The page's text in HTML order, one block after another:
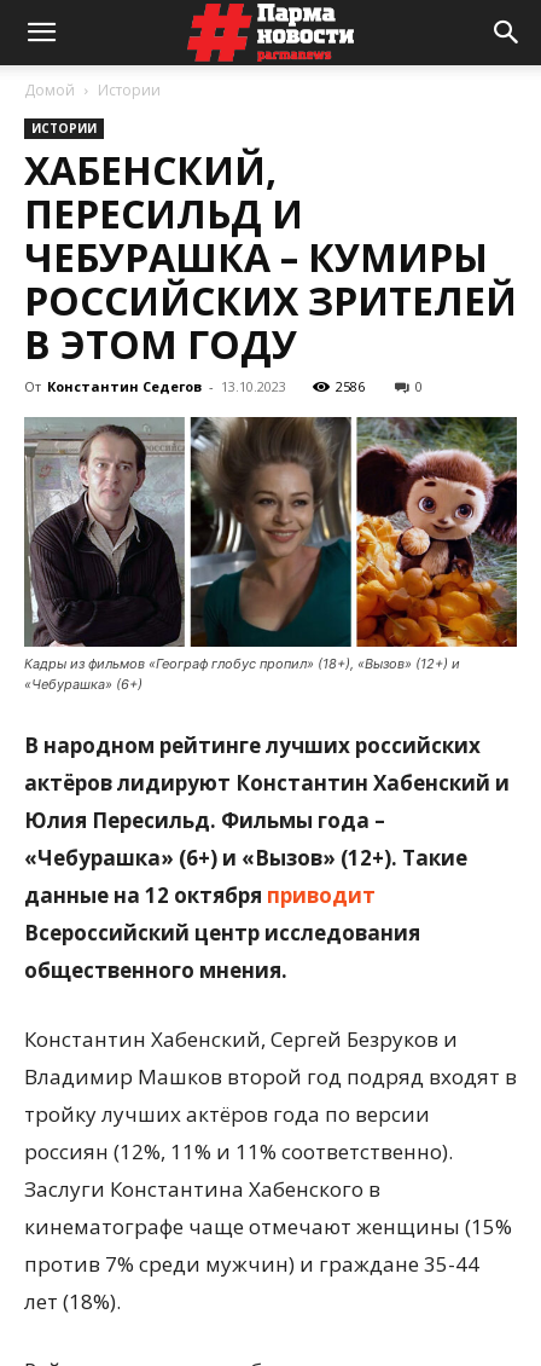
Домой Истории
ИСТОРИИ
ХАБЕНСКИЙ,
ПЕРЕСИЛЬД И
ЧЕБУРАШКА – КУМИРЫ
РОССИЙСКИХ ЗРИТЕЛЕЙ
В ЭТОМ ГОДУ
От Константин Седегов - 13.10.2023 2586 0
Кадры из фильмов «Географ глобус пропил» (18+), «Вызов» (12+) и
«Чебурашка» (6+)
В народном рейтинге лучших российских
актёров лидируют Константин Хабенский и
Юлия Пересильд. Фильмы года –
«Чебурашка» (6+) и «Вызов» (12+). Такие
данные на 12 октября приводит
Всероссийский центр исследования
общественного мнения.
Константин Хабенский, Сергей Безруков и
Владимир Машков второй год подряд входят в
тройку лучших актёров года по версии
россиян (12%, 11% и 11% соответственно).
Заслуги Константина Хабенского в
кинематографе чаще отмечают женщины (15%
против 7% среди мужчин) и граждане 35-44
лет (18%).